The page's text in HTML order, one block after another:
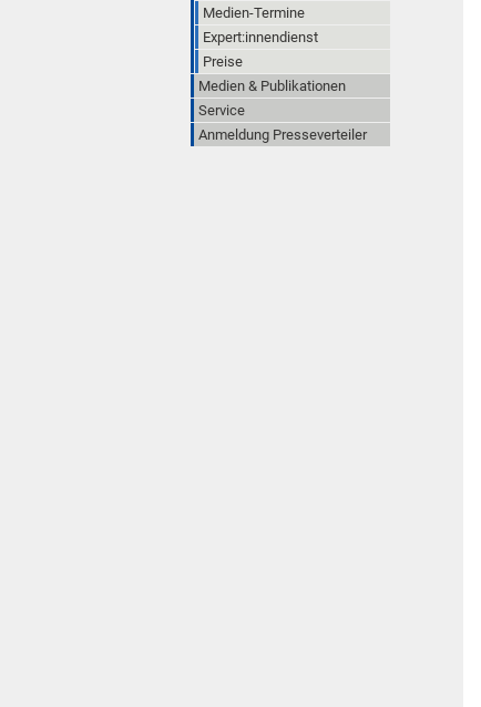
Medien-Termine
Expert:innendienst
Preise
Medien & Publikationen
Service
Anmeldung Presseverteiler